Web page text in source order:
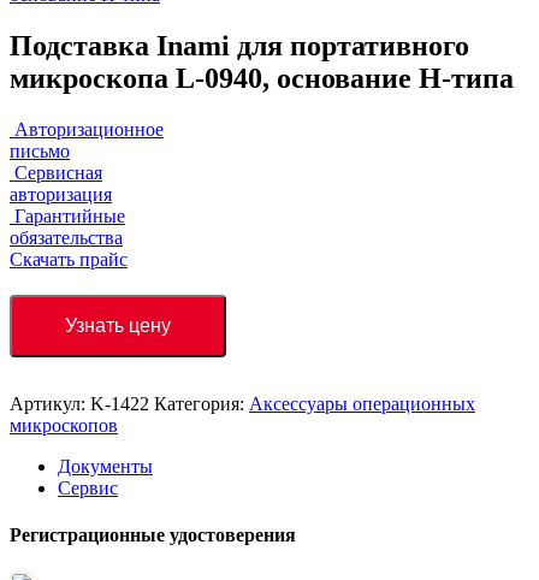
Подставка Inami для портативного
микроскопа L-0940, основание H-типа
Авторизационное
письмо
Сервисная
авторизация
Гарантийные
обязательства
Скачать прайс
Узнать цену
Артикул: K-1422 Категория: Аксессуары операционных
микроскопов
Документы
Сервис
Регистрационные удостоверения